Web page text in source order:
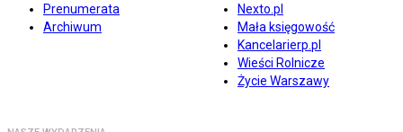
Prenumerata
Archiwum
Nexto.pl
Mała księgowość
Kancelarierp.pl
Wieści Rolnicze
Życie Warszawy